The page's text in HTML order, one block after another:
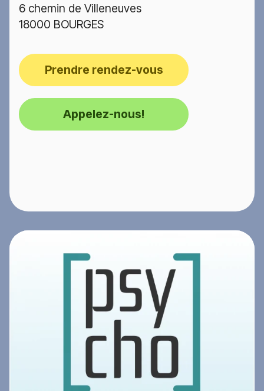
6 chemin de Villeneuves
18000 BOURGES
Prendre rendez-vous
Appelez-nous!